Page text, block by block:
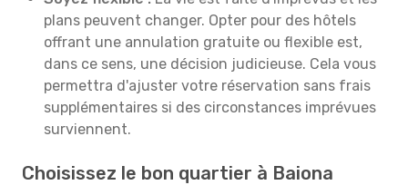
plans peuvent changer. Opter pour des hôtels
offrant une annulation gratuite ou flexible est,
dans ce sens, une décision judicieuse. Cela vous
permettra d'ajuster votre réservation sans frais
supplémentaires si des circonstances imprévues
surviennent.
Choisissez le bon quartier à Baiona